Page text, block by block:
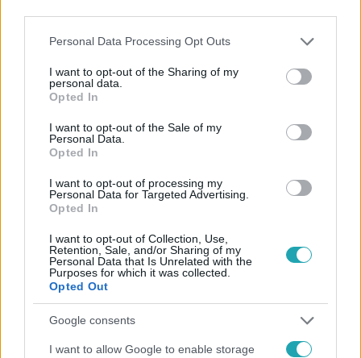
Please note that this website/app uses one or more Google
not limited to your visit or usage behaviour. You may click to
grant or deny consent to Google and its third-party tags to
use your data for below specified purposes in below Google
consent section.
Personal Data Processing Opt Outs
I want to opt-out of the Sharing of my
personal data.
Opted In
I want to opt-out of the Sale of my
Personal Data.
Opted In
I want to opt-out of processing my
Personal Data for Targeted Advertising.
Opted In
I want to opt-out of Collection, Use,
Retention, Sale, and/or Sharing of my
Personal Data that Is Unrelated with the
Purposes for which it was collected.
Opted Out
Google consents
I want to allow Google to enable storage
Követem
HÍRADÓ #VIDEÓ # ADÁSRÉSZLETEK
BALESET-BŰNÜGY
Népszerű